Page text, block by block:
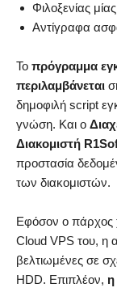
Φιλοξενίας
Αντίγραφα
Το πρόγραμμα
περιλαμβάνεται
δημοφιλή script
γνώση. Και ο
Διακομιστή
προστασία
των διακομιστών.
Εφόσον ο πάρχος
Cloud VPS του, η
βελτιωμένες σε
HDD. Επιπλέον, η